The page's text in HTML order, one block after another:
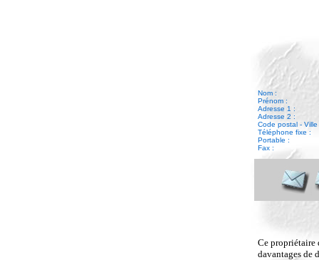
Nom :
Prénom :
Adresse 1 :
Adresse 2 :
Code postal - Ville
Téléphone fixe :
Portable :
Fax :
Ce propriétaire
davantages de